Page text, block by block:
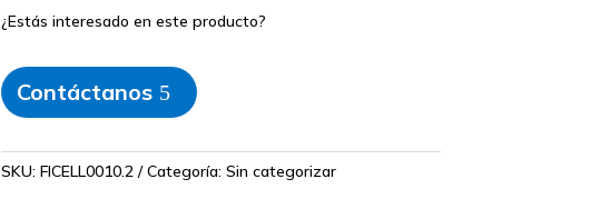
¿Estás interesado en este producto?
Contáctanos
SKU: FICELL0010.2 Categoría: Sin categorizar